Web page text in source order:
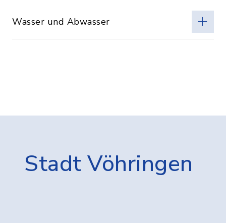
Wasser und Abwasser
Stadt Vöhringen